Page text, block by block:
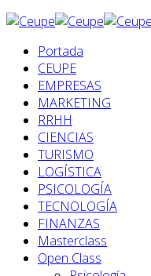
Portada
CEUPE
EMPRESAS
MARKETING
RRHH
CIENCIAS
TURISMO
LOGÍSTICA
PSICOLOGÍA
TECNOLOGÍA
FINANZAS
Masterclass
Open Class